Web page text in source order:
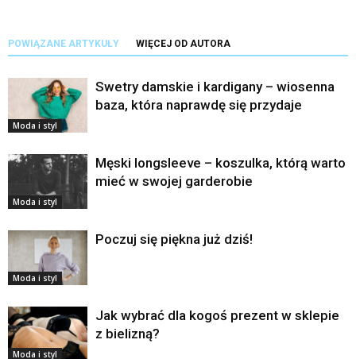
POWIĄZANE ARTYKUŁY WIĘCEJ OD AUTORA
Moda i styl
Swetry damskie i kardigany – wiosenna
baza, która naprawdę się przydaje
Moda i styl
Męski longsleeve – koszulka, którą warto
mieć w swojej garderobie
Moda i styl
Poczuj się piękna już dziś!
Moda i styl
Jak wybrać dla kogoś prezent w sklepie
z bielizną?